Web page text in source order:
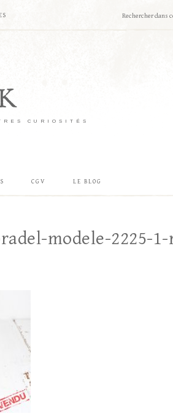
CURIOSITÉS
CGV LE BLOG
modele-2225-